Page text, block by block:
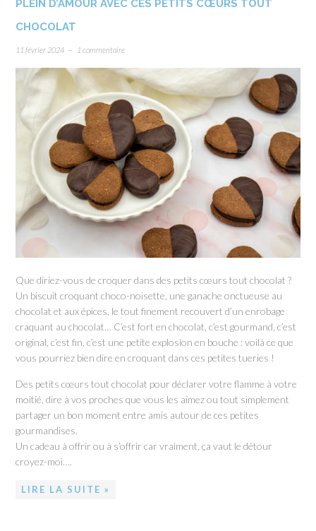
PLEIN D’AMOUR AVEC CES PETITS CŒURS TOUT
CHOCOLAT
11 février 2024 1 commentaire
Que diriez-vous de croquer dans des petits cœurs tout chocolat ?
Un biscuit croquant choco-noisette, une ganache onctueuse au
chocolat et aux épices, le tout finement recouvert d’un enrobage
craquant au chocolat… C’est fort en chocolat, c’est gourmand, c’est
original, c’est fin, c’est une petite explosion en bouche : voilà ce que
vous pourriez bien dire en croquant dans ces petites tueries !
Des petits cœurs tout chocolat pour déclarer votre flamme à votre
moitié, dire à vos proches que vous les aimez ou tout simplement
partager un bon moment entre amis autour de ces petites
gourmandises.
Un cadeau à offrir ou à s’offrir car vraiment, ça vaut le détour
croyez-moi….
LIRE LA SUITE »